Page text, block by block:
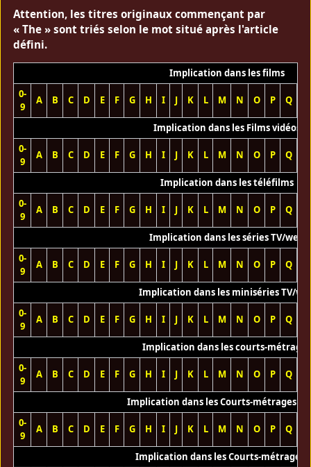
Attention, les titres originaux commençant par
« The » sont triés selon le mot situé après l'article
défini.
Implication dans les films
0-
9
A B C D E F G H I J K L M N O P Q
Implication dans les Films vidéos
0-
9
A B C D E F G H I J K L M N O P Q
Implication dans les téléfilms
0-
9
A B C D E F G H I J K L M N O P Q
Implication dans les séries TV/web
0-
9
A B C D E F G H I J K L M N O P Q
Implication dans les miniséries TV/
0-
9
A B C D E F G H I J K L M N O P Q
Implication dans les courts-métrages
0-
9
A B C D E F G H I J K L M N O P Q
Implication dans les Courts-métrages
0-
9
A B C D E F G H I J K L M N O P Q
Implication dans les Courts-métrages